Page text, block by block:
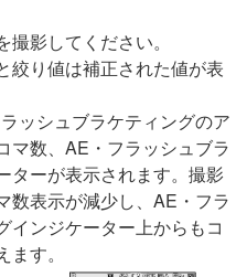
影してください。
絞り値は補正された値が表
ッシュブラケティングのア
マ数、AE・フラッシュブラ
ターが表示されます。撮影
数表示が減少し、AE・フラ
インジケーター上からもコ
す。